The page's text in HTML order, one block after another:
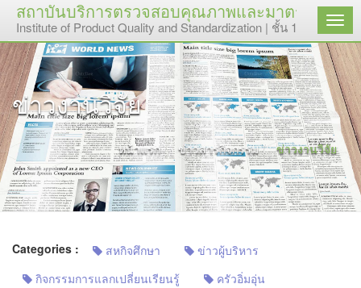
สถาบันบริการตรวจสอบคุณภาพและมาตรฐานผ
Institute of Product Quality and Standardization | ชั้น 1 อาคารเ
เมนู
ข่าวงานวิจัย
หน้าแรก ข่าวสารกิจกรรม ข่าวงานวิจัย
Categories : สหกิจศึกษา
ข่าวผู้บริหาร
กิจกรรมการแลกเปลี่ยนเรียนรู้
ครัวอิ่มอุ่น